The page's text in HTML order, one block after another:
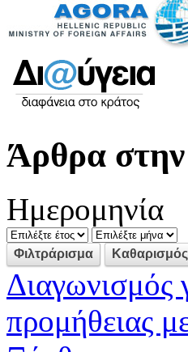
Άρθρα στην
Ημερομηνία
Διαγωνισμός
προμήθειας